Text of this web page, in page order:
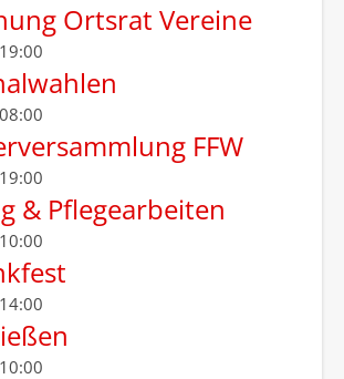
Ortsrat Vereine
FFW
& Pflegearbeiten